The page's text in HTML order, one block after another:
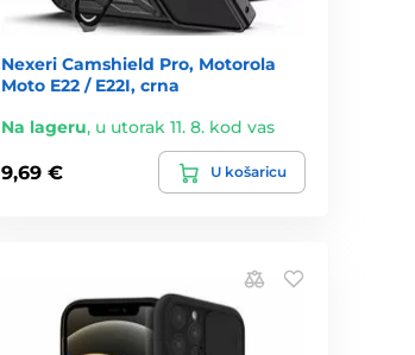
Nexeri Camshield Pro, Motorola
Moto E22 / E22I, crna
Na lageru, u utorak 11. 8. kod vas
9,69 € U košaricu